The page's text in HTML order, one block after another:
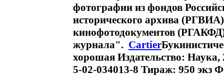
фотографии из фондов
исторического архива
кинофотодокументов
журнала". Cartier
хорошая Издательство: Наука,
5-02-034013-8 Тираж: 950 экз